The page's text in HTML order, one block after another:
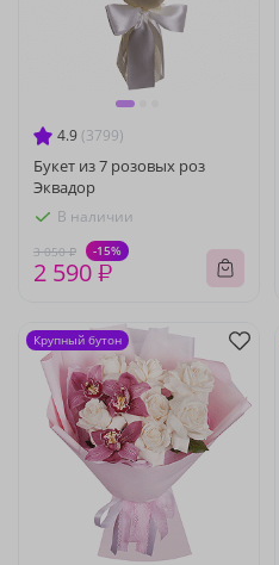
4.9 (3799)
Букет из 7 розовых роз
Эквадор
В наличии
3 050 ₽ -15%
2 590 ₽
Крупный бутон